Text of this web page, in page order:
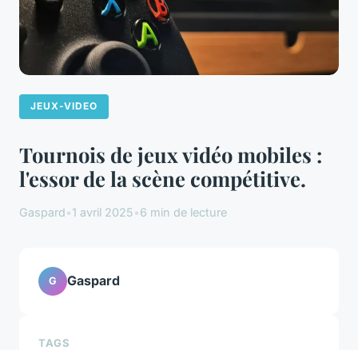
JEUX-VIDEO
Tournois de jeux vidéo mobiles :
l'essor de la scène compétitive.
Gaspard•1 avril 2025•6 min de lecture
G Gaspard
TAGS